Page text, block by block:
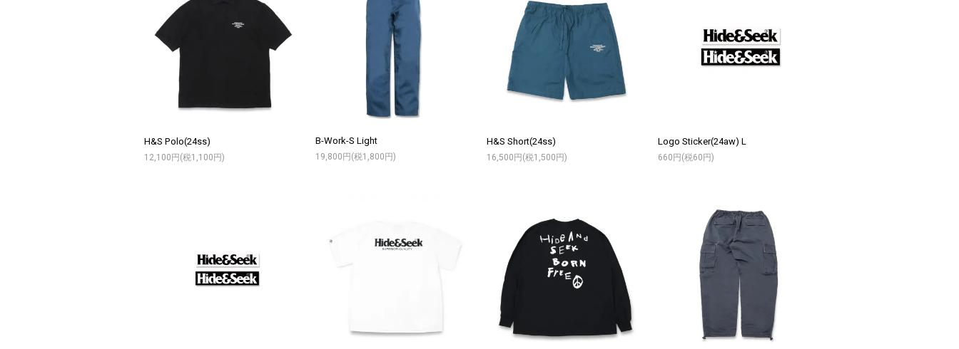
H&S Polo(24ss)
12,100円(税1,100円)
B-Work-S Light
19,800円(税1,800円)
H&S Short(24ss)
16,500円(税1,500円)
Logo Sticker(24aw) L
660円(税60円)